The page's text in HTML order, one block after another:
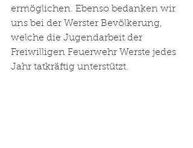
ermöglichen. Ebenso bedanken wir
uns bei der Werster Bevölkerung,
welche die Jugendarbeit der
Freiwilligen Feuerwehr Werste jedes
Jahr tatkräftig unterstützt.